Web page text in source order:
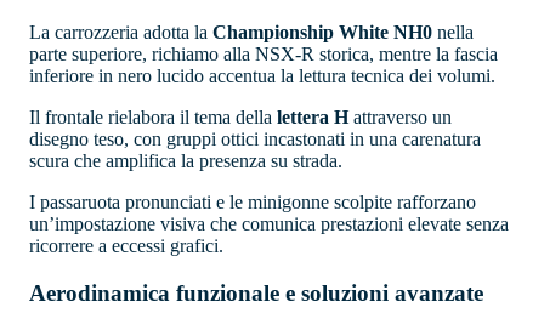
La carrozzeria adotta la Championship White NH0 nella
parte superiore, richiamo alla NSX-R storica, mentre la fascia
inferiore in nero lucido accentua la lettura tecnica dei volumi.
Il frontale rielabora il tema della lettera Hattraverso un
disegno teso, con gruppi ottici incastonati in una carenatura
scura che amplifica la presenza su strada.
I passaruota pronunciati e le minigonne scolpite rafforzano
un’impostazione visiva che comunica prestazioni elevate senza
ricorrere a eccessi grafici.
Aerodinamica funzionale e soluzioni avanzate